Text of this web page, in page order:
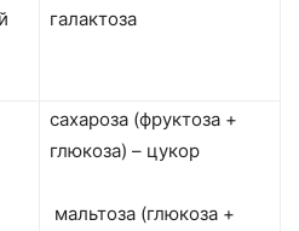
галактоза
сахароза (фруктоза +
глюкоза) – цукор
мальтоза (глюкоза +